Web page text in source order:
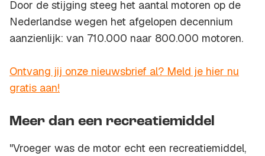
Door de stijging steeg het aantal motoren op de
Nederlandse wegen het afgelopen decennium
aanzienlijk: van 710.000 naar 800.000 motoren.
Ontvang jij onze nieuwsbrief al? Meld je hier nu
gratis aan!
Meer dan een recreatiemiddel
"Vroeger was de motor echt een recreatiemiddel,